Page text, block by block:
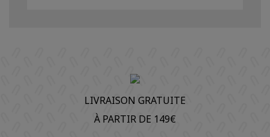
LIVRAISON GRATUITE
À PARTIR DE 149€